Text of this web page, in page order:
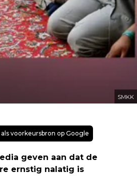
SMKK
voorkeursbron op Google
geven aan dat de
ernstig nalatig is